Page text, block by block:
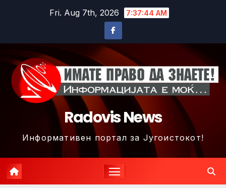
Fri. Aug 7th, 2026 7:37:46 AM
Radovis News
Информативен портал за Југоистокот!